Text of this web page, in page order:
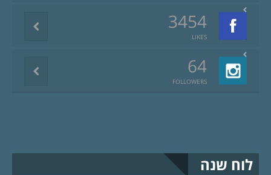
3454
LIKES
64
FOLLOWERS
לוח שנה